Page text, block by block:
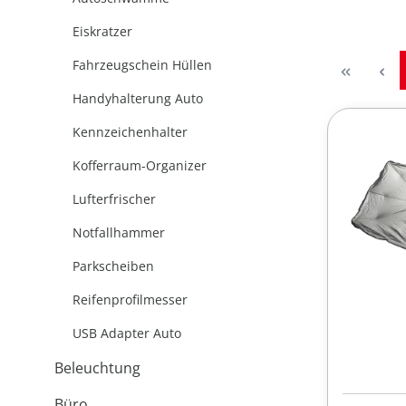
Eiskratzer
Fahrzeugschein Hüllen
Handyhalterung Auto
Kennzeichenhalter
Kofferraum-Organizer
Lufterfrischer
Notfallhammer
Parkscheiben
Reifenprofilmesser
USB Adapter Auto
Beleuchtung